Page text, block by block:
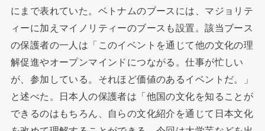
にまで表れていた。ベトナムのブースには、マジョリテ
ィーに加えマイノリティーのブースも設置。該当ブース
の保護者の一人は「このイベントを通じて他の文化の理
解促進やオープンマインドにつながる。仕事が忙しい
が、参加している。それほど価値のあるイベントだ。」
と述べた。日本人の保護者は「他国の文化を知ることが
できるのはもちろん、自らの文化紹介を通じて日本文化